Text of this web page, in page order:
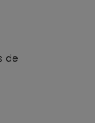
de